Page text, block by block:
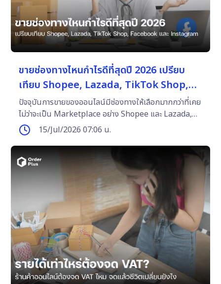
ขายช่องทางไหนกำไรดีที่สุดปี 2026 เปรียบ
เทียบ Shopee, Lazada, TikTok Shop,
Facebook และ Instagram
ปัจจุบันการขายของออนไลน์มีช่องทางให้เลือกมากกว่าที่เคย
ไม่ว่าจะเป็น Marketplace อย่าง Shopee และ Lazada,
Social Commerce อย่าง Facebook และ Instagram หรือ
การขายผ่าน Live Commerce บน Facebook Live และ
TikTok LIVE
15/Jul/2026 07:06 น.